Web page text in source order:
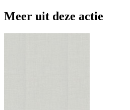
Meer uit deze actie